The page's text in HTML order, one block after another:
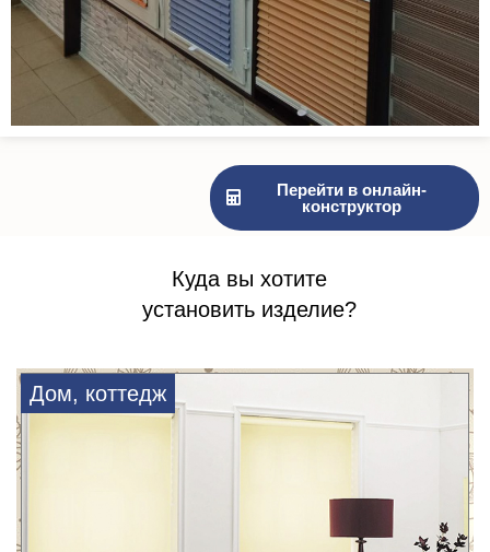
Перейти в онлайн-
конструктор
Куда вы хотите
установить изделие?
Дом, коттедж